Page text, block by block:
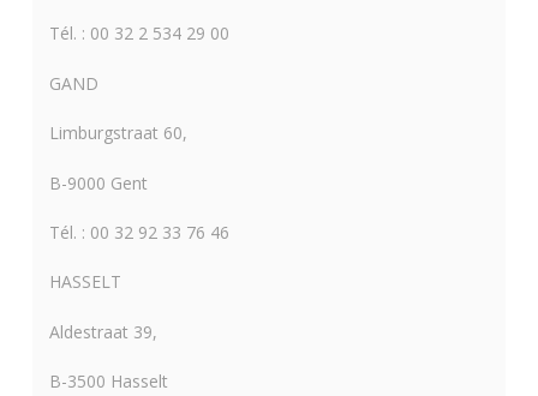
Tél. : 00 32 2 534 29 00
GAND
Limburgstraat 60,
B-9000 Gent
Tél. : 00 32 92 33 76 46
HASSELT
Aldestraat 39,
B-3500 Hasselt